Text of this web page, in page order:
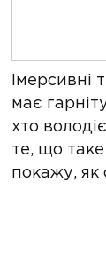
Імерсивні
має
хто
те, що
покажу, як